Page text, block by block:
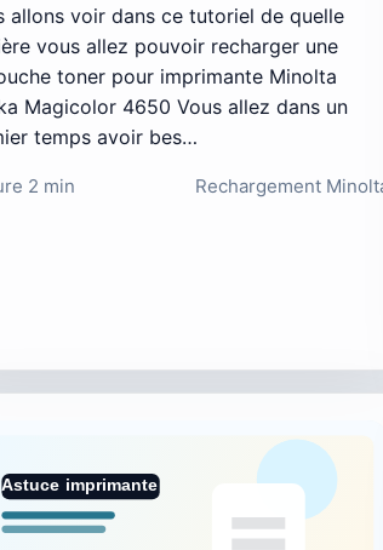
allons voir dans ce tutoriel de quelle
vous allez pouvoir recharger une
toner pour imprimante Minolta
Magicolor 4650 Vous allez dans un
temps avoir bes…
2 min Rechargement